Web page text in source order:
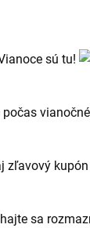
sú tu!
počas
zľavový
sa